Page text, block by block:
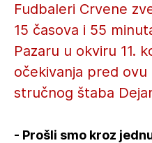
Fudbaleri Crvene
15 časova i 55
Pazaru u okviru 11.
očekivanja pred
stručnog štaba
- Prošli smo kroz